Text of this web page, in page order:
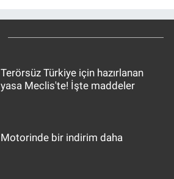
Terörsüz Türkiye için hazırlanan
yasa Meclis'te! İşte maddeler
Motorinde bir indirim daha